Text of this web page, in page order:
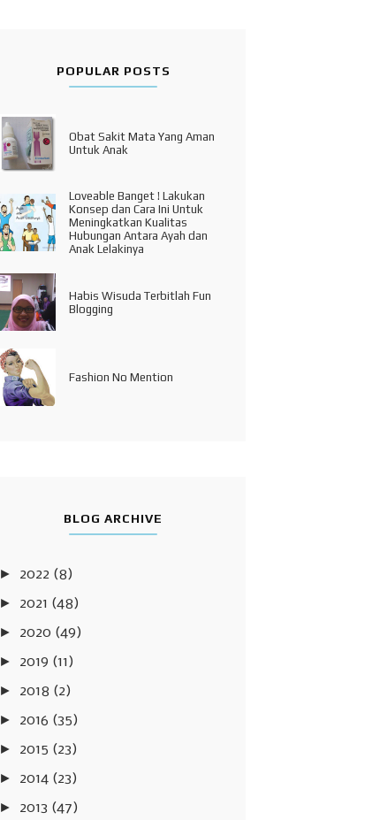
POPULAR POSTS
Obat Sakit Mata Yang Aman
Untuk Anak
Loveable Banget ! Lakukan
Konsep dan Cara Ini Untuk
Meningkatkan Kualitas
Hubungan Antara Ayah dan
Anak Lelakinya
Habis Wisuda Terbitlah Fun
Blogging
Fashion No Mention
BLOG ARCHIVE
► 2022 (8)
► 2021 (48)
► 2020 (49)
► 2019 (11)
► 2018 (2)
► 2016 (35)
► 2015 (23)
► 2014 (23)
► 2013 (47)